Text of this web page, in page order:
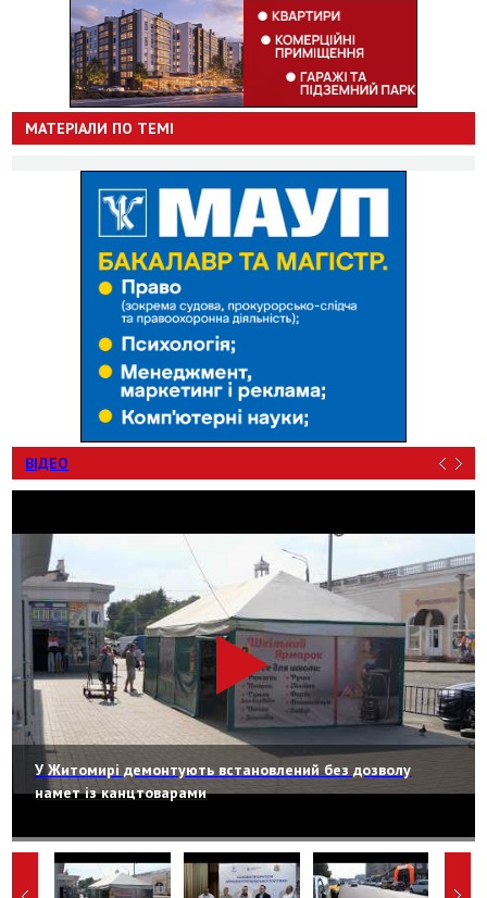
МАТЕРІАЛИ ПО ТЕМІ
ВІДЕО
У Житомирі демонтують встановлений без дозволу
намет із канцтоварами